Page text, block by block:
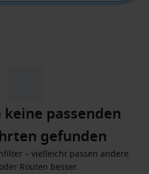
passenden
gefunden
– vielleicht passen andere
Routen besser.